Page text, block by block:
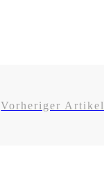
Vorheriger Artikel